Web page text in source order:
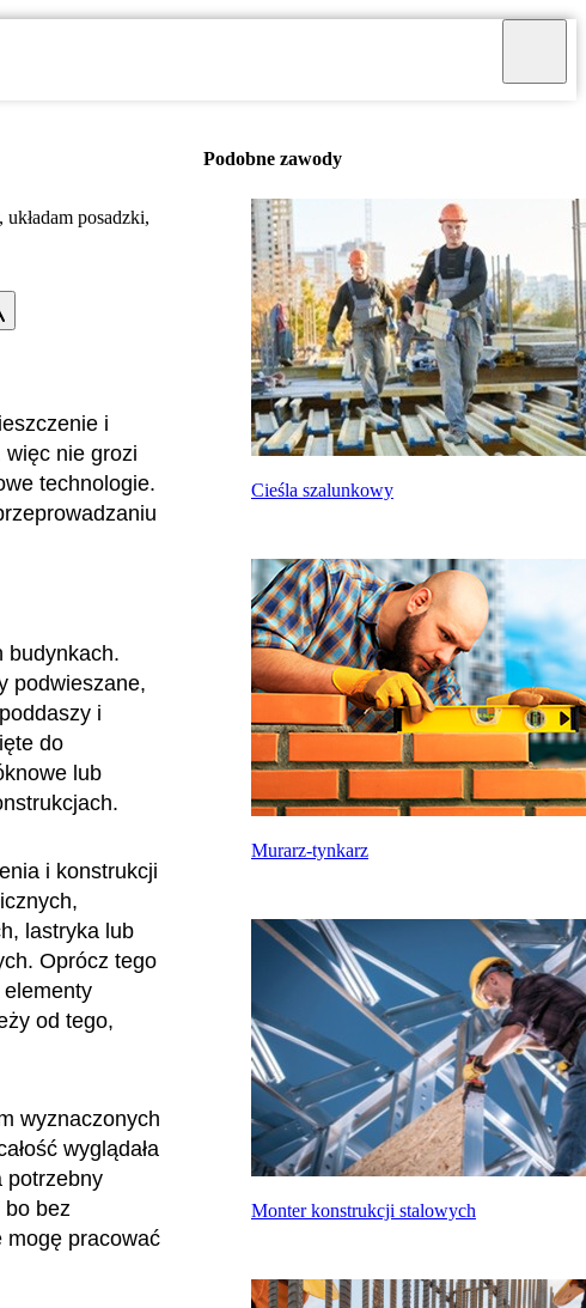
posadzki,
i
nie grozi
technologie.
budynkach.
podwieszane,
i
do
lub
i konstrukcji
lastryka lub
Oprócz tego
elementy
od tego,
wyznaczonych
wyglądała
potrzebny
bo bez
mogę pracować
Podobne zawody
Cieśla szalunkowy
Murarz-tynkarz
Monter konstrukcji stalowych